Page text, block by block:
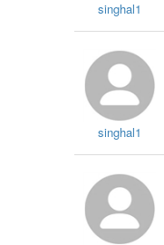
singhal1
singhal1